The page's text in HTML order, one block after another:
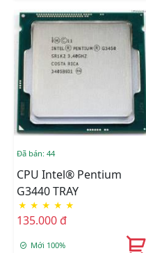
Đã bán: 44
CPU Intel® Pentium
G3440 TRAY
★ ★ ★ ★ ★
135.000 đ
Mới 100%